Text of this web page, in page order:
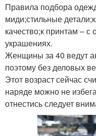
Правила подбора
миди;стильные
качество;к принтам –
украшениях.
Женщины за 40 ведут
поэтому без деловых
Этот возраст сейчас
наряде можно не
отнестись следует